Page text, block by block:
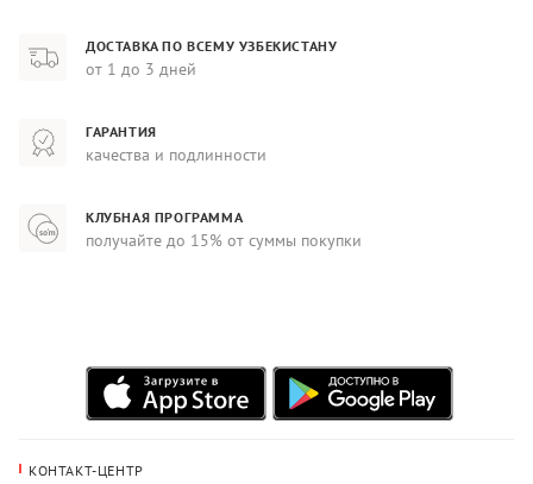
ДОСТАВКА ПО ВСЕМУ УЗБЕКИСТАНУ
от 1 до 3 дней
ГАРАНТИЯ
качества и подлинности
КЛУБНАЯ ПРОГРАММА
получайте до 15% от суммы покупки
КОНТАКТ-ЦЕНТР